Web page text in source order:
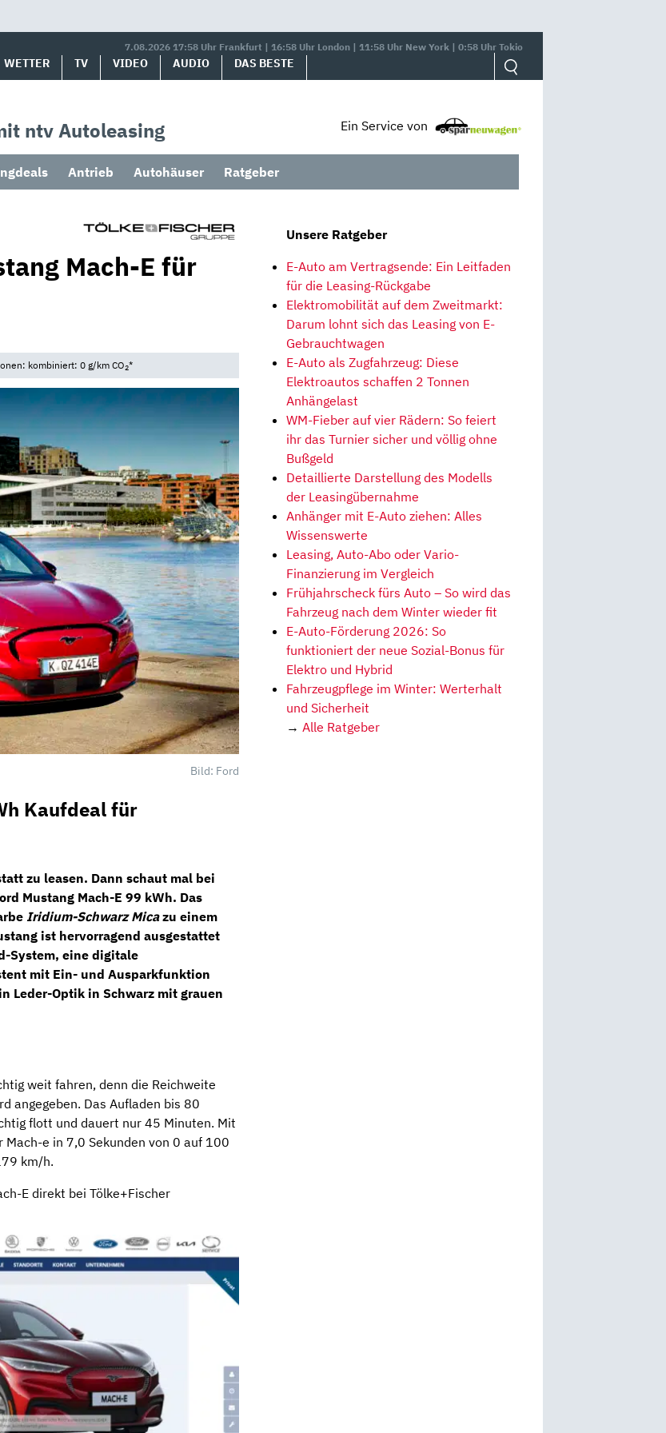
7.08.2026 17:58 Uhr Frankfurt | 16:58 Uhr London | 11:58 Uhr New York | 0:58 Uhr Tokio
WETTER TV VIDEO AUDIO DAS BESTE
ntv Autoleasing Ein Service von
Antrieb Autohäuser Ratgeber
Mach-E für
kombiniert: 0 g/km CO2*
Bild: Ford
Kaufdeal für
zu leasen. Dann schaut mal bei
Mustang Mach-E 99 kWh. Das
Iridium-Schwarz Micazu einem
ist hervorragend ausgestattet
System, eine digitale
mit Ein- und Ausparkfunktion
in Leder-Optik in Schwarz mit grauen
weit fahren, denn die Reichweite
angegeben. Das Aufladen bis 80
flott und dauert nur 45 Minuten. Mit
Mach-e in 7,0 Sekunden von 0 auf 100
km/h.
E direkt bei Tölke+Fischer
Unsere Ratgeber
E-Auto am Vertragsende: Ein Leitfaden
für die Leasing-Rückgabe
Elektromobilität auf dem Zweitmarkt:
Darum lohnt sich das Leasing von E-
Gebrauchtwagen
E-Auto als Zugfahrzeug: Diese
Elektroautos schaffen 2 Tonnen
Anhängelast
WM-Fieber auf vier Rädern: So feiert
ihr das Turnier sicher und völlig ohne
Bußgeld
Detaillierte Darstellung des Modells
der Leasingübernahme
Anhänger mit E-Auto ziehen: Alles
Wissenswerte
Leasing, Auto-Abo oder Vario-
Finanzierung im Vergleich
Frühjahrscheck fürs Auto – So wird das
Fahrzeug nach dem Winter wieder fit
E-Auto-Förderung 2026: So
funktioniert der neue Sozial-Bonus für
Elektro und Hybrid
Fahrzeugpflege im Winter: Werterhalt
und Sicherheit
→ Alle Ratgeber